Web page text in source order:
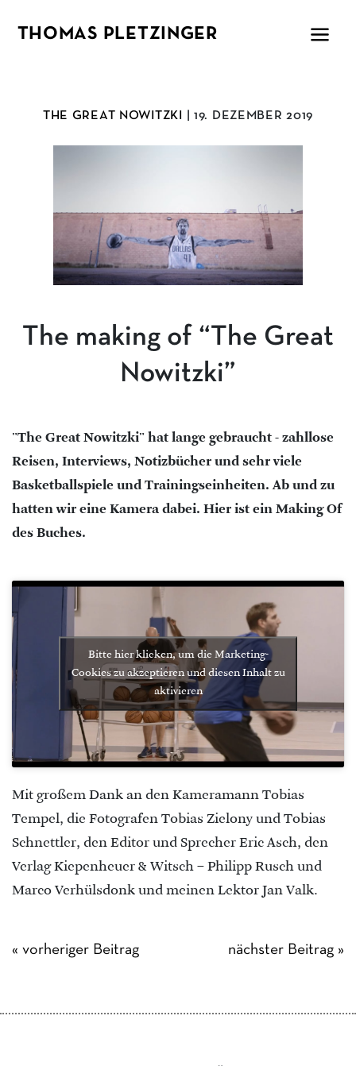
THOMAS PLETZINGER
THE GREAT NOWITZKI | 19. DEZEMBER 2019
The making of “The Great
Nowitzki”
"The Great Nowitzki" hat lange gebraucht - zahllose
Reisen, Interviews, Notizbücher und sehr viele
Basketballspiele und Trainingseinheiten. Ab und zu
hatten wir eine Kamera dabei. Hier ist ein Making Of
des Buches.
Bitte hier klicken, um die Marketing-
Cookies zu akzeptieren und diesen Inhalt zu
aktivieren
Mit großem Dank an den Kameramann Tobias
Tempel, die Fotografen Tobias Zielony und Tobias
Schnettler, den Editor und Sprecher Eric Asch, den
Verlag Kiepenheuer & Witsch – Philipp Rusch und
Marco Verhülsdonk und meinen Lektor Jan Valk.
« vorheriger Beitrag nächster Beitrag »